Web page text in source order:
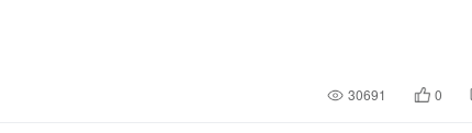
30691 0